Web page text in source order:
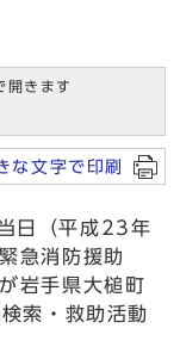
開きます
な文字で印刷
日（平成23年
急消防援助
岩手県大槌町
索・救助活動